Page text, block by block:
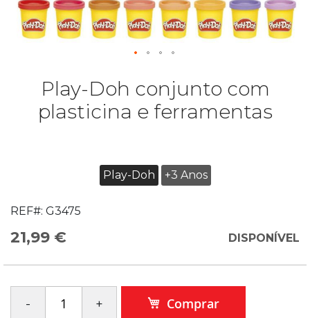
Play-Doh conjunto com
plasticina e ferramentas
Play-Doh +3 Anos
REF#: G3475
21,99 € DISPONÍVEL
Comprar